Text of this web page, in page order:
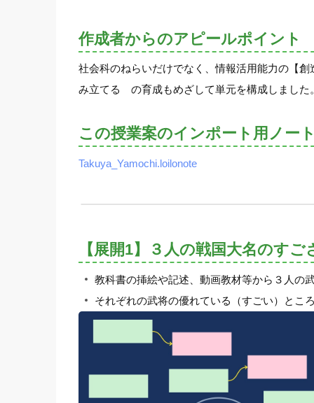
作成者からのアピールポイント
社会科のねらいだけでなく、情報活用能力の【
み立てる の育成もめざして単元を構成しました
この授業案のインポート用ノー
Takuya_Yamochi.loilonote
【展開1】３人の戦国大名のす
教科書の挿絵や記述、動画教材等から３人の
それぞれの武将の優れている（すごい）とこ